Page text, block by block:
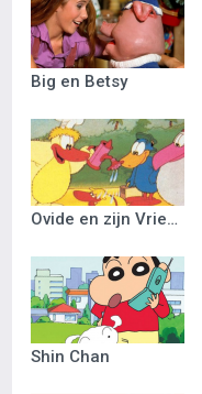
Big en Betsy
Ovide en zijn Vriendjes
Shin Chan